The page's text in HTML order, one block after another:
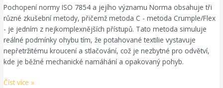
Pochopení normy ISO 7854 a jejího významu Norma obsahuje tři
různé zkušební metody, přičemž metoda C - metoda Crumple/Flex
- je jedním z nejkomplexnějších přístupů. Tato metoda simuluje
reálné podmínky ohybu tím, že potahované textilie vystavuje
nepřetržitému kroucení a stlačování, což je nezbytné pro odvětví,
kde je běžné mechanické namáhání a opakovaný pohyb.
Číst více »